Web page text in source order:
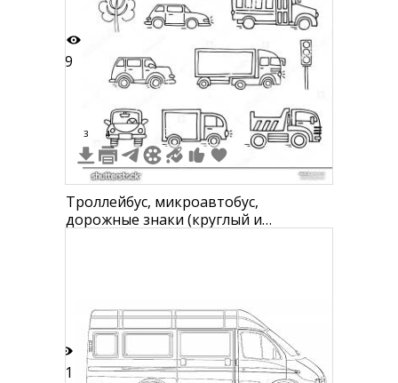
9
3 4
Троллейбус, микроавтобус,
дорожные знаки (круглый и
автомобиль с багажником на крыше,
фургон, самосвал.
21